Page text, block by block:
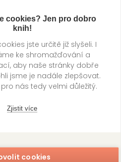
cookies? Jen pro dobro
knih!
jste určitě již slyšeli. I
ke shromažďování a
aby naše stránky dobře
jsme je nadále zlepšovat.
nás tedy velmi důležitý.
Zjistit více
cookies
na paškál prostředí, v
se tedy člověk drží
tady taky nejsme pro
>Světová literatura